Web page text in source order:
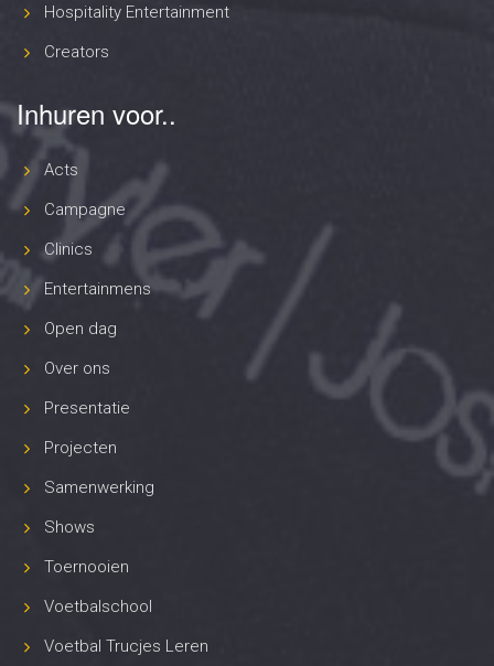
Hospitality Entertainment
Creators
Inhuren voor..
Acts
Campagne
Clinics
Entertainmens
Open dag
Over ons
Presentatie
Projecten
Samenwerking
Shows
Toernooien
Voetbalschool
Voetbal Trucjes Leren